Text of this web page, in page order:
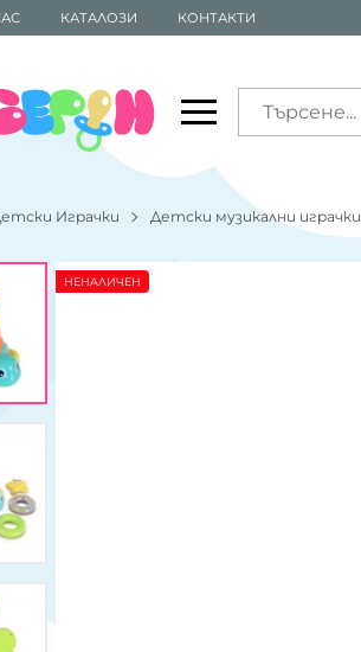
КАТАЛОЗИ КОНТАКТИ
Играчки Детски музикални играчки
НЕНАЛИЧЕН